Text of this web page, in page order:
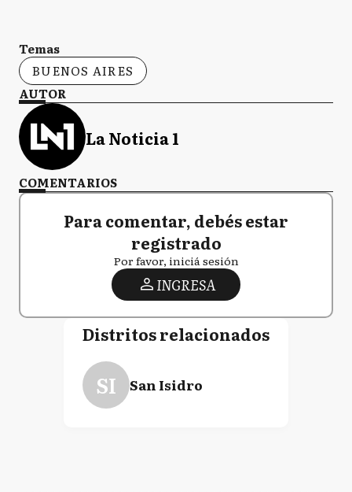
Temas
BUENOS AIRES
AUTOR
La Noticia 1
COMENTARIOS
Para comentar, debés estar
registrado
Por favor, iniciá sesión
INGRESA
Distritos relacionados
SI San Isidro